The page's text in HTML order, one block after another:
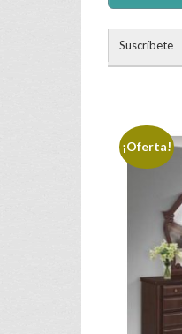
Suscríbete
¡Oferta!